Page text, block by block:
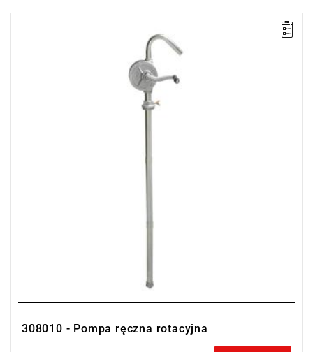
• Długość rury ssącej: 900 mm
308010 - Pompa ręczna rotacyjna